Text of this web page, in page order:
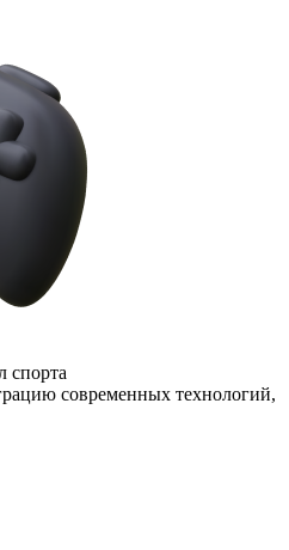
спорта
современных технологий,